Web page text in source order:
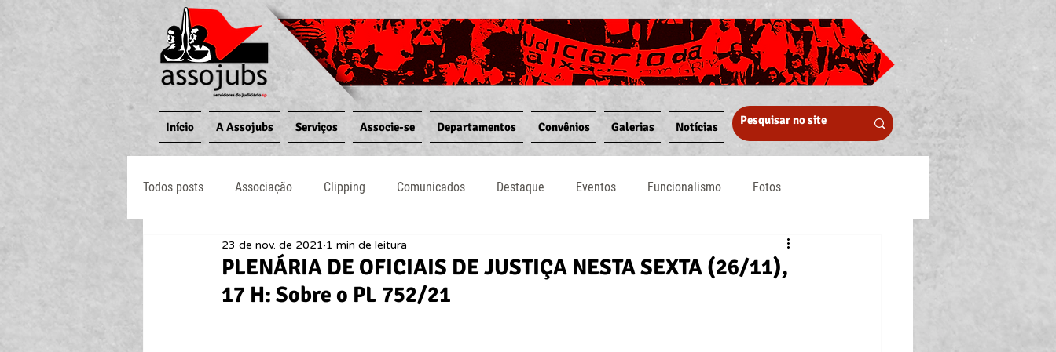
Início A Assojubs Serviços Associe-se Departamentos Convênios Galerias Notícias
Todos posts Associação Clipping Comunicados Destaque Eventos Funcionalismo Fotos
Jornal O Processo Judiciário Notícias
PLENÁRIA DE OFICIAIS DE JUSTIÇA NESTA SEXTA (26/11),
17 H: Sobre o PL 752/21
23 de nov. de 2021 1 min de leitura